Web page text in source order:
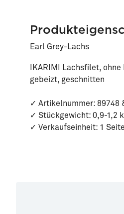
Earl Grey-Lachs
IKARIMI Lachsfilet,
gebeizt, geschnitten
✓ Artikelnummer: 89748
✓ Stückgewicht: 0,9-1,2
✓ Verkaufseinheit: 1